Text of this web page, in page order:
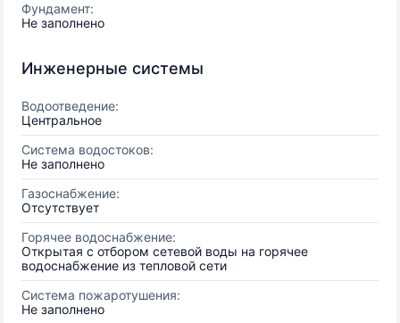
Фундамент:
Не заполнено
Инженерные системы
Водоотведение:
Центральное
Система водостоков:
Не заполнено
Газоснабжение:
Отсутствует
Горячее водоснабжение:
Открытая с отбором сетевой воды на горячее
водоснабжение из тепловой сети
Система пожаротушения:
Не заполнено